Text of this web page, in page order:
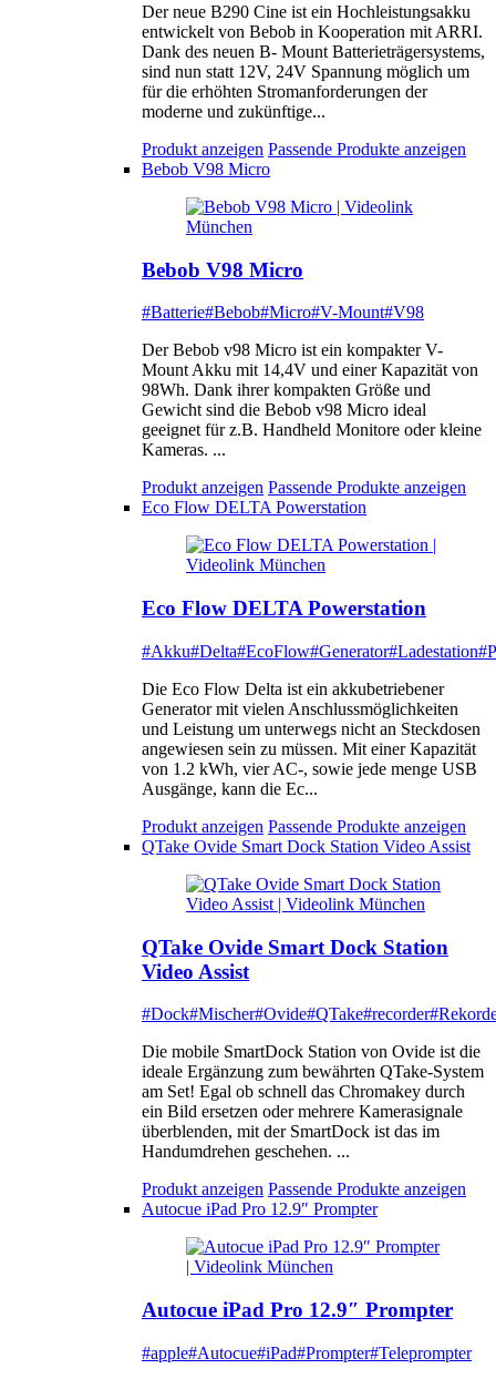
Der neue B290 Cine ist ein Hochleistungsakku
entwickelt von Bebob in Kooperation mit ARRI.
Dank des neuen B- Mount Batterieträgersystems,
sind nun statt 12V, 24V Spannung möglich um
für die erhöhten Stromanforderungen der
moderne und zukünftige...
Produkt anzeigen Passende Produkte anzeigen
Bebob V98 Micro
Bebob V98 Micro
#Batterie#Bebob#Micro#V-Mount#V98
Der Bebob v98 Micro ist ein kompakter V-
Mount Akku mit 14,4V und einer Kapazität von
98Wh. Dank ihrer kompakten Größe und
Gewicht sind die Bebob v98 Micro ideal
geeignet für z.B. Handheld Monitore oder kleine
Kameras. ...
Produkt anzeigen Passende Produkte anzeigen
Eco Flow DELTA Powerstation
Eco Flow DELTA Powerstation
#Akku#Delta#EcoFlow#Generator#Ladestation
Die Eco Flow Delta ist ein akkubetriebener
Generator mit vielen Anschlussmöglichkeiten
und Leistung um unterwegs nicht an Steckdosen
angewiesen sein zu müssen. Mit einer Kapazität
von 1.2 kWh, vier AC-, sowie jede menge USB
Ausgänge, kann die Ec...
Produkt anzeigen Passende Produkte anzeigen
QTake Ovide Smart Dock Station Video Assist
QTake Ovide Smart Dock Station
Video Assist
#Dock#Mischer#Ovide#QTake#recorder
Die mobile SmartDock Station von Ovide ist die
ideale Ergänzung zum bewährten QTake-System
am Set! Egal ob schnell das Chromakey durch
ein Bild ersetzen oder mehrere Kamerasignale
überblenden, mit der SmartDock ist das im
Handumdrehen geschehen. ...
Produkt anzeigen Passende Produkte anzeigen
Autocue iPad Pro 12.9″ Prompter
Autocue iPad Pro 12.9″ Prompter
#apple#Autocue#iPad#Prompter#Teleprompter